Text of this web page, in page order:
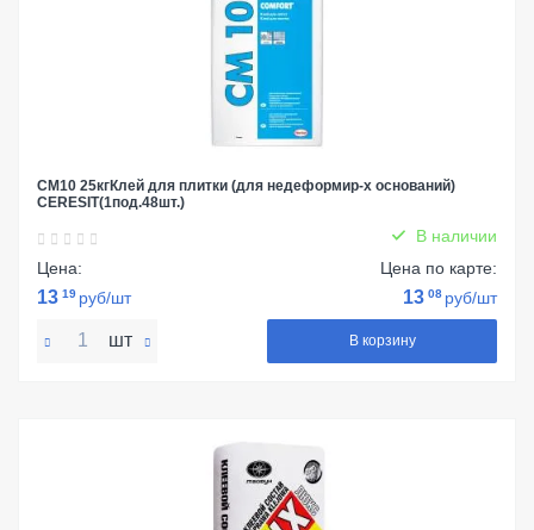
СМ10 25кгКлей для плитки (для недеформир-х оснований)
CERESIТ(1под.48шт.)
В наличии
Цена:
13 19 руб/шт
Цена по карте:
13 08 руб/шт
шт В корзину